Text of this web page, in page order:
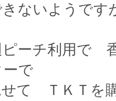
きないようで
ピーチ利用で
ーで
せて ＴＫＴを